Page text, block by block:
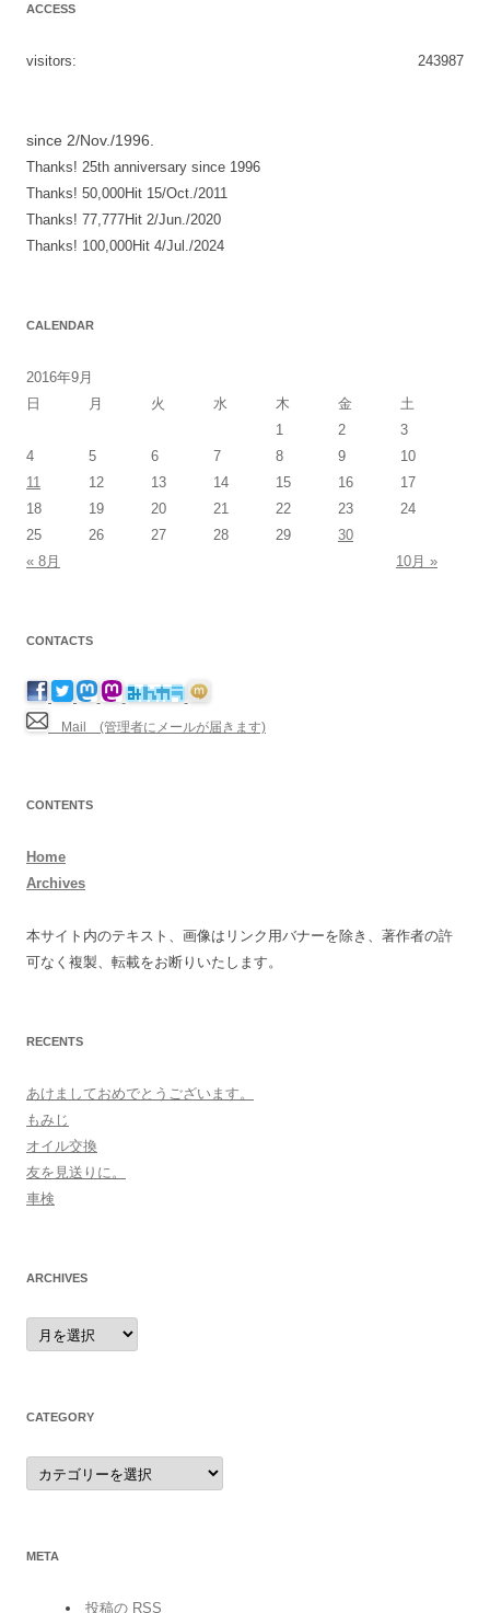
ョ
ン
ACCESS
243987
visitors:
since 2/Nov./1996.
Thanks! 25th anniversary since 1996
Thanks! 50,000Hit 15/Oct./2011
Thanks! 77,777Hit 2/Jun./2020
Thanks! 100,000Hit 4/Jul./2024
CALENDAR
2016年9月
日
月 火 水 木 金
土
1
2
3
4
5 6 7 8 9
10
11
12 13 14 15 16
17
18
19 20 21 22 23
24
25
26 27 28 29
30
« 8月
10月 »
CONTACTS
Mail (管理者にメールが届きます)
CONTENTS
Home
Archives
本サイト内のテキスト、画像はリンク用バナーを除き、著作者の許
可なく複製、転載をお断りいたします。
RECENTS
あけましておめでとうございます。
もみじ
オイル交換
友を見送りに。
車検
ARCHIVES
archives
CATEGORY
category
META
投稿の RSS